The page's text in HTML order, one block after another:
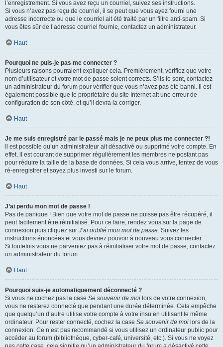
l’enregistrement. Si vous avez reçu un courriel, suivez ses instructions.
Si vous n’avez pas reçu de courriel, il se peut que vous ayez fourni une
adresse incorrecte ou que le courriel ait été traité par un filtre anti-spam. Si
vous êtes sûr de l’adresse courriel fournie, contactez un administrateur.
Haut
Pourquoi ne puis-je pas me connecter ?
Plusieurs raisons pourraient expliquer cela. Premièrement, vérifiez que votre
nom d’utilisateur et votre mot de passe soient corrects. S’ils le sont, contactez
un administrateur du forum pour vérifier que vous n’avez pas été banni. Il est
également possible que le propriétaire du site Internet ait une erreur de
configuration de son côté, et qu’il devra la corriger.
Haut
Je me suis enregistré par le passé mais je ne peux plus me connecter ?!
Il est possible qu’un administrateur ait désactivé ou supprimé votre compte. En
effet, il est courant de supprimer régulièrement les membres ne postant pas
pour réduire la taille de la base de données. Si cela vous arrive, tentez de vous
ré-enregistrer et soyez plus investi sur le forum.
Haut
J’ai perdu mon mot de passe !
Pas de panique ! Bien que votre mot de passe ne puisse pas être récupéré, il
peut facilement être réinitialisé. Pour ce faire, rendez vous sur la page de
connexion puis cliquez sur J’ai oublié mon mot de passe. Suivez les
instructions énoncées et vous devriez pouvoir à nouveau vous connecter.
Si toutefois vous ne parveniez pas à réinitialiser votre mot de passe, contactez
un administrateur du forum.
Haut
Pourquoi suis-je automatiquement déconnecté ?
Si vous ne cochez pas la case Se souvenir de moi lors de votre connexion,
vous ne resterez connecté que pendant une durée déterminée. Cela empêche
que quelqu’un d’autre utilise votre compte à votre insu en utilisant le même
ordinateur. Pour rester connecté, cochez la case Se souvenir de moi lors de la
connexion. Ce n’est pas recommandé si vous utilisez un ordinateur public pour
accéder au forum (bibliothèque, cyber-café, université, etc.). Si vous ne voyez